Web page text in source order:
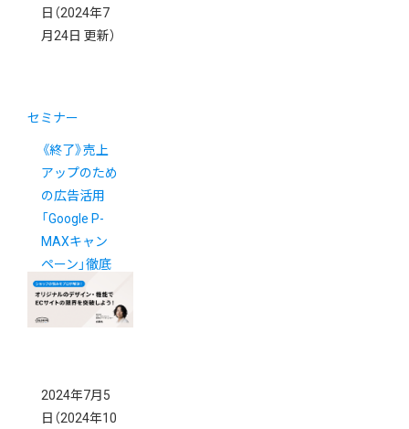
日 （2024年7
月24日 更新）
セミナー
《終了》売上
アップのため
の広告活用
「Google P-
MAXキャン
ペーン」徹底
解説セミナー
2024年7月5
日 （2024年10